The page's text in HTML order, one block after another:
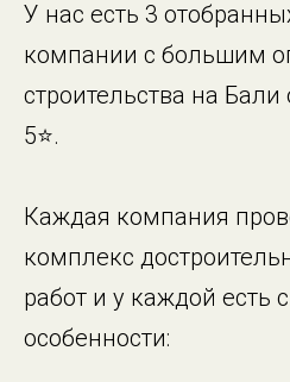
У нас есть 3
компании с большим
строительства на Бали
5⭐️.
Каждая компания
комплекс
работ и у каждой есть
особенности: